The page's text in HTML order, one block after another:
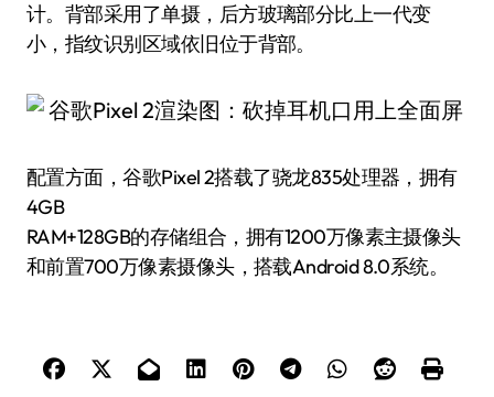
计。背部采用了单摄，后方玻璃部分比上一代变
小，指纹识别区域依旧位于背部。
配置方面，谷歌Pixel 2搭载了骁龙835处理器，拥有
4GB
RAM+128GB的存储组合，拥有1200万像素主摄像头
和前置700万像素摄像头，搭载Android 8.0系统。